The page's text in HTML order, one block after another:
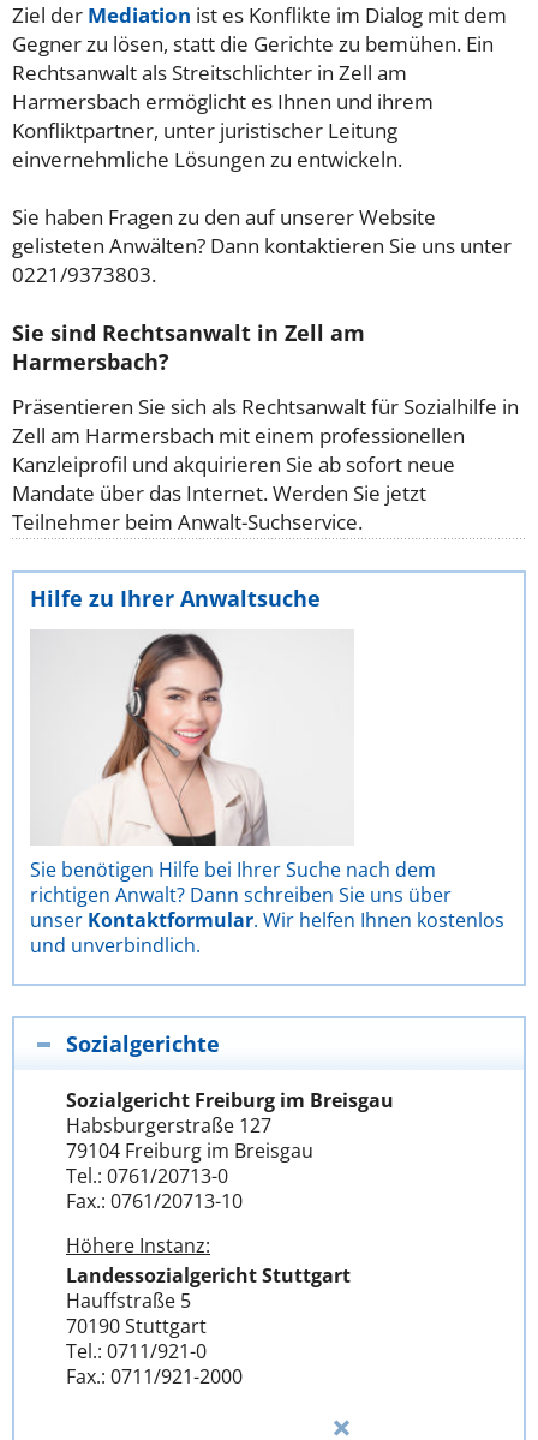
Ziel der Mediation ist es Konflikte im Dialog mit dem
Gegner zu lösen, statt die Gerichte zu bemühen. Ein
Rechtsanwalt als Streitschlichter in Zell am
Harmersbach ermöglicht es Ihnen und ihrem
Konfliktpartner, unter juristischer Leitung
einvernehmliche Lösungen zu entwickeln.
Sie haben Fragen zu den auf unserer Website
gelisteten Anwälten? Dann kontaktieren Sie uns unter
0221/9373803.
Sie sind Rechtsanwalt in Zell am
Harmersbach?
Präsentieren Sie sich als Rechtsanwalt für Sozialhilfe in
Zell am Harmersbach mit einem professionellen
Kanzleiprofil und akquirieren Sie ab sofort neue
Mandate über das Internet. Werden Sie jetzt
Teilnehmer beim Anwalt-Suchservice.
Hilfe zu Ihrer Anwaltsuche
Sie benötigen Hilfe bei Ihrer Suche nach dem
richtigen Anwalt? Dann schreiben Sie uns über
unser Kontaktformular. Wir helfen Ihnen kostenlos
und unverbindlich.
Sozialgerichte
Sozialgericht Freiburg im Breisgau
Habsburgerstraße 127
79104 Freiburg im Breisgau
Tel.: 0761/20713-0
Fax.: 0761/20713-10
Höhere Instanz:
Landessozialgericht Stuttgart
Hauffstraße 5
70190 Stuttgart
Tel.: 0711/921-0
Fax.: 0711/921-2000